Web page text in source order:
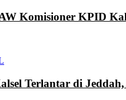
Komisioner KPID
Terlantar di